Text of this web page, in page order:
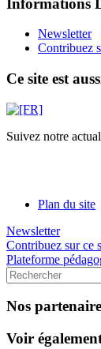
Newsletter
Contribuez
Ce site est
Suivez notre
Plan du site
Newsletter
Contribuez sur ce
Plateforme
Nos
Voir